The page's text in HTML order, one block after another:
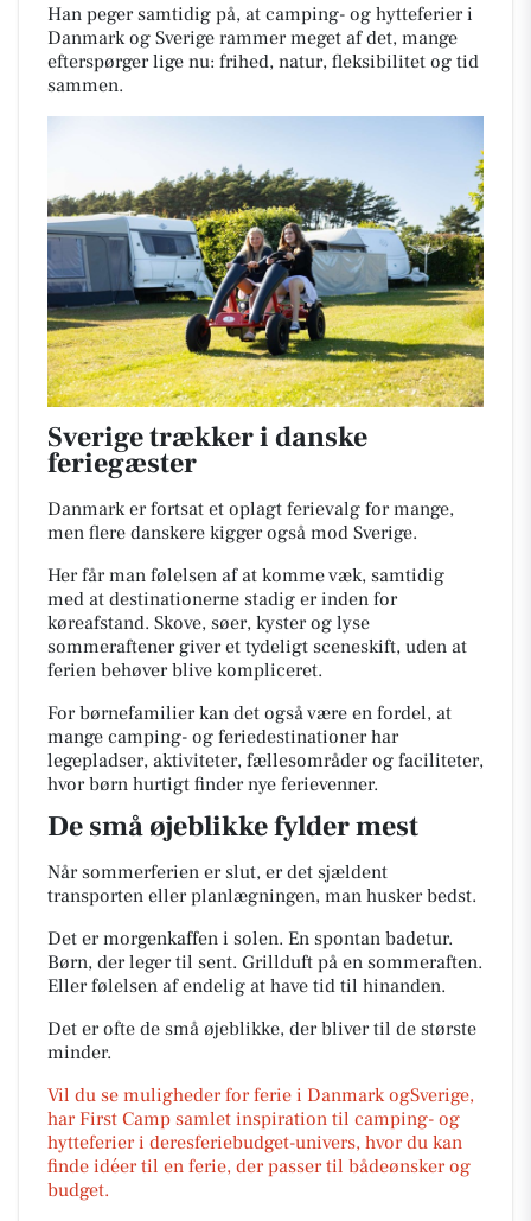
Han peger samtidig på, at camping- og hytteferier i
Danmark og Sverige rammer meget af det, mange
efterspørger lige nu: frihed, natur, fleksibilitet og tid
sammen.
Sverige trækker i danske
feriegæster
Danmark er fortsat et oplagt ferievalg for mange,
men flere danskere kigger også mod Sverige.
Her får man følelsen af at komme væk, samtidig
med at destinationerne stadig er inden for
køreafstand. Skove, søer, kyster og lyse
sommeraftener giver et tydeligt sceneskift, uden at
ferien behøver blive kompliceret.
For børnefamilier kan det også være en fordel, at
mange camping- og feriedestinationer har
legepladser, aktiviteter, fællesområder og faciliteter,
hvor børn hurtigt finder nye ferievenner.
De små øjeblikke fylder mest
Når sommerferien er slut, er det sjældent
transporten eller planlægningen, man husker bedst.
Det er morgenkaffen i solen. En spontan badetur.
Børn, der leger til sent. Grillduft på en sommeraften.
Eller følelsen af endelig at have tid til hinanden.
Det er ofte de små øjeblikke, der bliver til de største
minder.
Vil du se muligheder for ferie i Danmark ogSverige,
har First Camp samlet inspiration til camping- og
hytteferier i deresferiebudget-univers, hvor du kan
finde idéer til en ferie, der passer til bådeønsker og
budget.